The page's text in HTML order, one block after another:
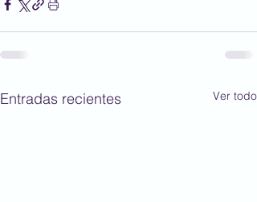
Entradas recientes Ver todo